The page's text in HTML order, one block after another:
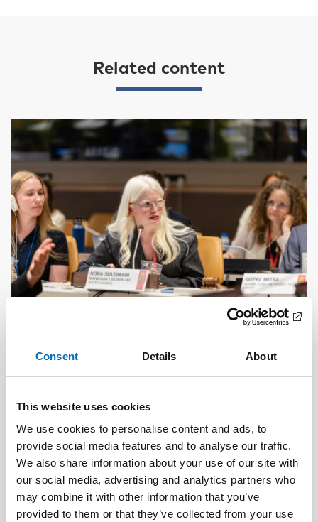
Consent Details About
This website uses cookies
We use cookies to personalise content and ads, to
provide social media features and to analyse our traffic.
We also share information about your use of our site with
our social media, advertising and analytics partners who
may combine it with other information that you’ve
provided to them or that they’ve collected from your use
Related content
DISABILITY ISSUES
right”